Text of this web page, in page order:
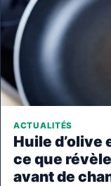
ACTUALITÉS
Huile d’olive
ce que
avant de